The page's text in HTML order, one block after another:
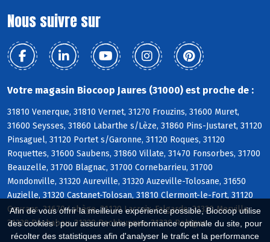
Afin de vous offrir la meilleure expérience possible, Biocoop utilise
des cookies : pour assurer une performance optimale du site, pour
récolter des statistiques afin d'analyser le trafic et la performance
Nous suivre sur
Votre magasin Biocoop Jaures (31000) est proche de :
31810 Venerque, 31810 Vernet, 31270 Frouzins, 31600 Muret,
31600 Seysses, 31860 Labarthe s/Lèze, 31860 Pins-Justaret, 31120
Pinsaguel, 31120 Portet s/Garonne, 31120 Roques, 31120
Roquettes, 31600 Saubens, 31860 Villate, 31470 Fonsorbes, 31700
Beauzelle, 31700 Blagnac, 31700 Cornebarrieu, 31700
Mondonville, 31320 Aureville, 31320 Auzeville-Tolosane, 31650
Auzielle, 31320 Castanet-Tolosan, 31810 Clermont-le-Fort, 31120
Goyrans, 31670 Labège, 31120 Lacroix-Falgarde, 31320 Mervilla,
31320 Péchabou, 31320 Pechbusque, 31320 Rebigue